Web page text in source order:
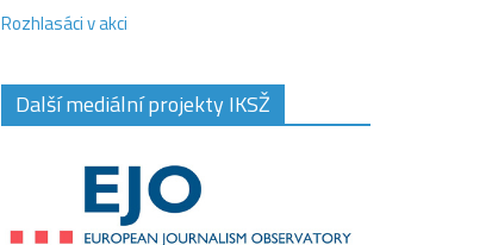
Rozhlasáci v akci
Další mediální projekty IKSŽ